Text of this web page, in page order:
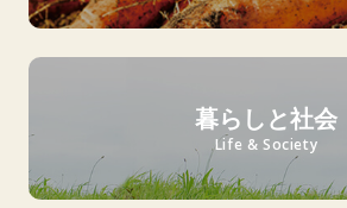
暮らしと社会
Life & Society